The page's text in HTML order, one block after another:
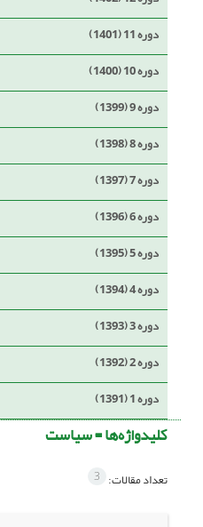
دوره 11 (1401)
دوره 10 (1400)
دوره 9 (1399)
دوره 8 (1398)
دوره 7 (1397)
دوره 6 (1396)
دوره 5 (1395)
دوره 4 (1394)
دوره 3 (1393)
دوره 2 (1392)
دوره 1 (1391)
کلیدواژه‌ها =سیاست
تعداد مقالات: 3